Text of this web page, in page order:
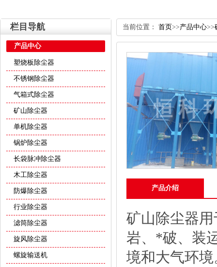
栏目导航
产品中心
塑烧板除尘器
不锈钢除尘器
气箱式除尘器
矿山除尘器
单机除尘器
锅炉除尘器
长袋脉冲除尘器
木工除尘器
防爆除尘器
行业除尘器
滤筒除尘器
旋风除尘器
螺旋输送机
当前位置： 首页>>产品中心>>
产品介绍
矿山除尘器
岩、*破、装
境和大气环